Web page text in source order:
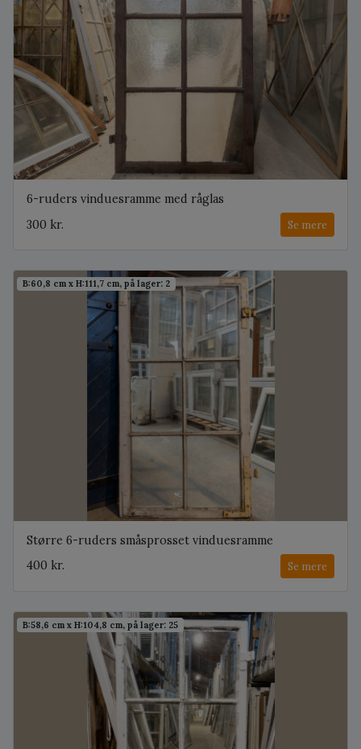
6-ruders vinduesramme med råglas
300 kr.
Se mere
B:60,8 cm x H:111,7 cm, på lager: 2
Større 6-ruders småsprosset vinduesramme
400 kr.
Se mere
B:58,6 cm x H:104,8 cm, på lager: 25